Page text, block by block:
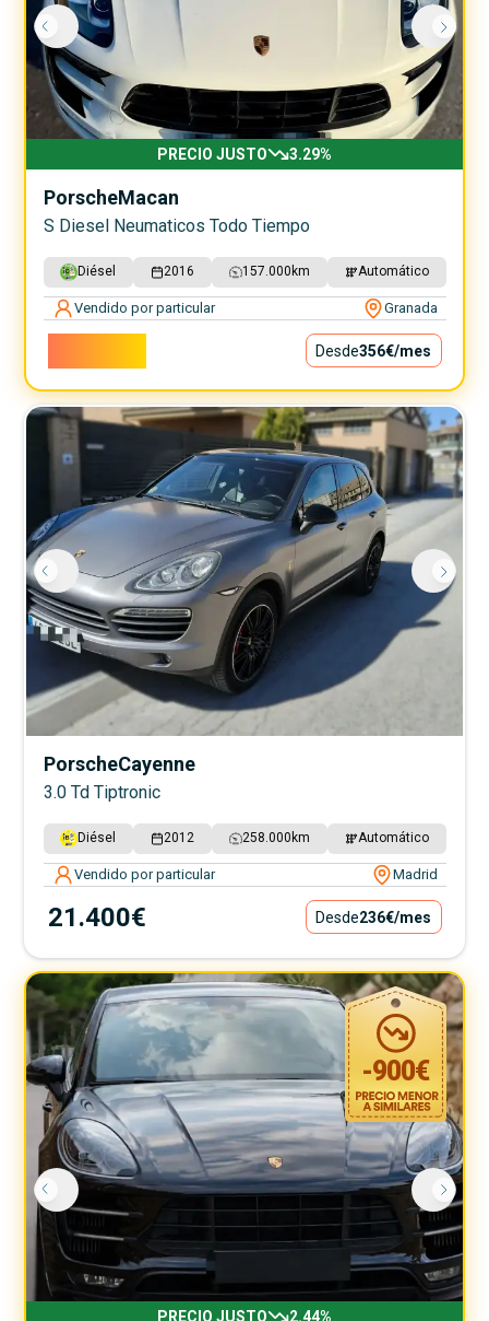
PRECIO JUSTO 3.29%
PorscheMacan
S Diesel Neumaticos Todo Tiempo
Diésel 2016 157.000 km Automático
Vendido por particular Granada
Desde356€/mes
PorscheCayenne
3.0 Td Tiptronic
Diésel 2012 258.000 km Automático
Vendido por particular Madrid
21.400€ Desde236€/mes
-900€
PRECIO JUSTO 2.44%